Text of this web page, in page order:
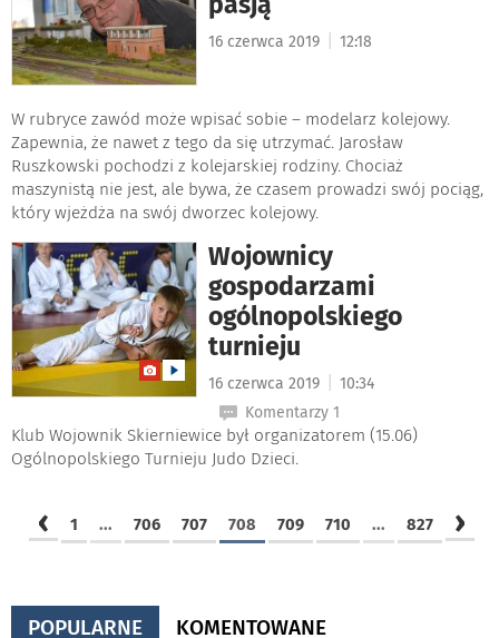
16 czerwca 2019 12:18
W rubryce zawód może wpisać sobie – modelarz kolejowy.
Zapewnia, że nawet z tego da się utrzymać. Jarosław
Ruszkowski pochodzi z kolejarskiej rodziny. Chociaż
maszynistą nie jest, ale bywa, że czasem prowadzi swój pociąg,
który wjeżdża na swój dworzec kolejowy.
Wojownicy
gospodarzami
ogólnopolskiego
turnieju
16 czerwca 2019
10:34
Komentarzy 1
Klub Wojownik Skierniewice był organizatorem (15.06)
Ogólnopolskiego Turnieju Judo Dzieci.
‹ 1 ... 706 707 708 709 710 ... 827 ›
POPULARNE KOMENTOWANE